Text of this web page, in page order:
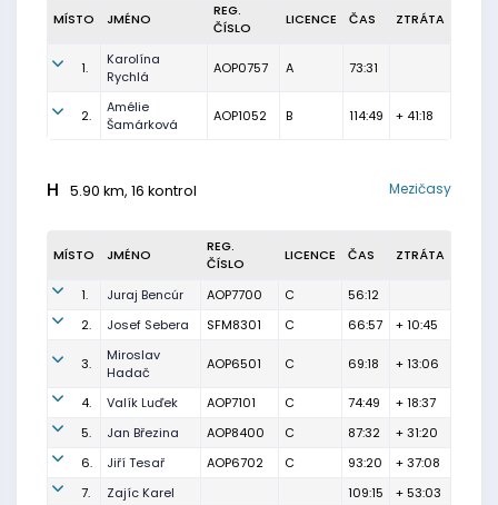
MÍSTO JMÉNO
REG.
ČÍSLO
LICENCE ČAS ZTRÁTA
1.
Karolína
Rychlá
AOP0757 A 73:31
2.
Amélie
Šamárková
AOP1052 B 114:49 + 41:18
H 5.90 km, 16 kontrol Mezičasy
MÍSTO JMÉNO
REG.
ČÍSLO
LICENCE ČAS ZTRÁTA
1. Juraj Bencúr AOP7700 C
56:12
2.
Josef Sebera SFM8301 C 66:57 + 10:45
3.
Miroslav
Hadač
AOP6501 C 69:18 + 13:06
4. Valík Luďek AOP7101 C 74:49
+ 18:37
5.
Jan Březina AOP8400 C 87:32
+ 31:20
6.
Jiří Tesař AOP6702 C 93:20
+ 37:08
7.
Zajíc Karel 109:15
+ 53:03